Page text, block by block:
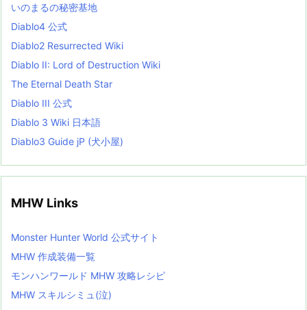
i
s
t
いのまるの秘密基地
Diablo4 公式
Diablo2 Resurrected Wiki
Diablo II: Lord of Destruction Wiki
The Eternal Death Star
Diablo III 公式
Diablo 3 Wiki 日本語
Diablo3 Guide jP (犬小屋)
MHW Links
Monster Hunter World 公式サイト
MHW 作成装備一覧
モンハンワールド MHW 攻略レシピ
MHW スキルシミュ(泣)